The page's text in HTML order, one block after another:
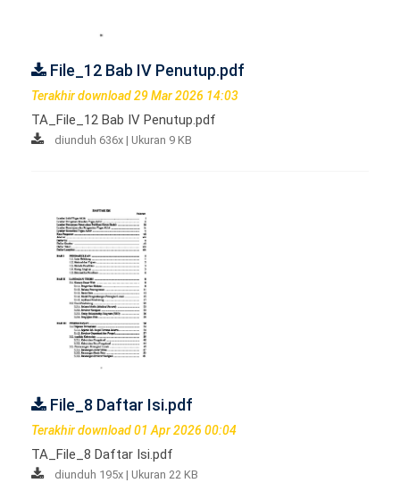
File_12 Bab IV Penutup.pdf
Terakhir download 29 Mar 2026 14:03
TA_File_12 Bab IV Penutup.pdf
diunduh 636x | Ukuran 9 KB
File_8 Daftar Isi.pdf
Terakhir download 01 Apr 2026 00:04
TA_File_8 Daftar Isi.pdf
diunduh 195x | Ukuran 22 KB